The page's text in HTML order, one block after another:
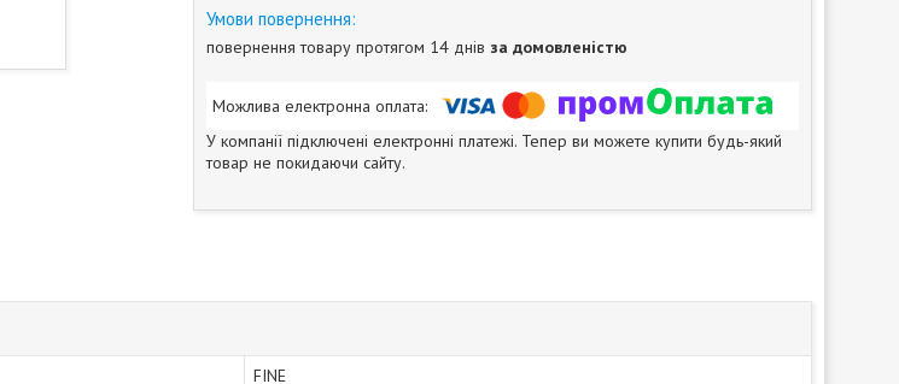
повернення товару протягом 14 днів за домовленістю
У компанії підключені електронні платежі. Тепер ви можете купити будь-який
товар не покидаючи сайту.
FINE